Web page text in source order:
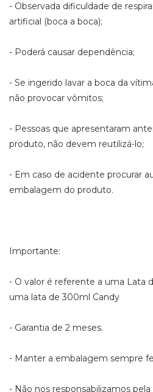
- Observada dificuldade de
artificial (boca a boca);
- Poderá causar dependência;
- Se ingerido lavar a boca da
não provocar vômitos;
- Pessoas que apresentaram
produto, não devem reutilizá-lo;
- Em caso de acidente procurar
embalagem do produto.
Importante:
- O valor é referente a uma Lata
uma lata de 300ml Candy
- Garantia de 2 meses.
- Manter a embalagem sempre
- Não nos responsabilizamos